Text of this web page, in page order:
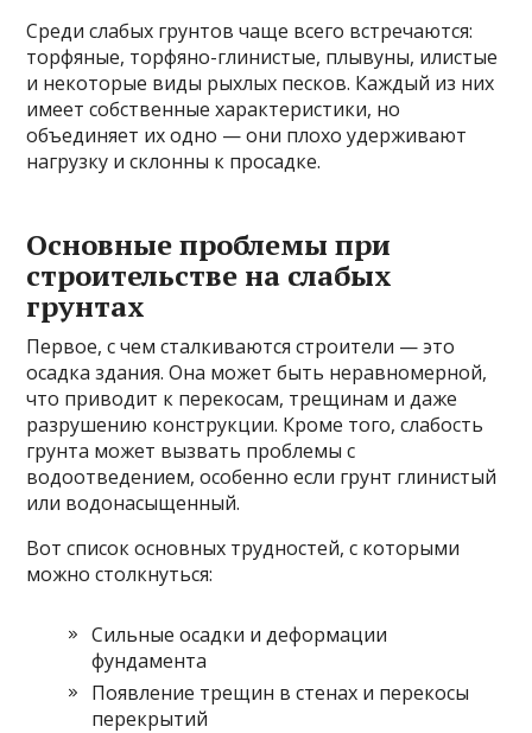
Среди слабых грунтов чаще всего встречаются:
торфяные, торфяно-глинистые, плывуны, илистые
и некоторые виды рыхлых песков. Каждый из них
имеет собственные характеристики, но
объединяет их одно — они плохо удерживают
нагрузку и склонны к просадке.
Основные проблемы при
строительстве на слабых
грунтах
Первое, с чем сталкиваются строители — это
осадка здания. Она может быть неравномерной,
что приводит к перекосам, трещинам и даже
разрушению конструкции. Кроме того, слабость
грунта может вызвать проблемы с
водоотведением, особенно если грунт глинистый
или водонасыщенный.
Вот список основных трудностей, с которыми
можно столкнуться:
Сильные осадки и деформации
фундамента
Появление трещин в стенах и перекосы
перекрытий